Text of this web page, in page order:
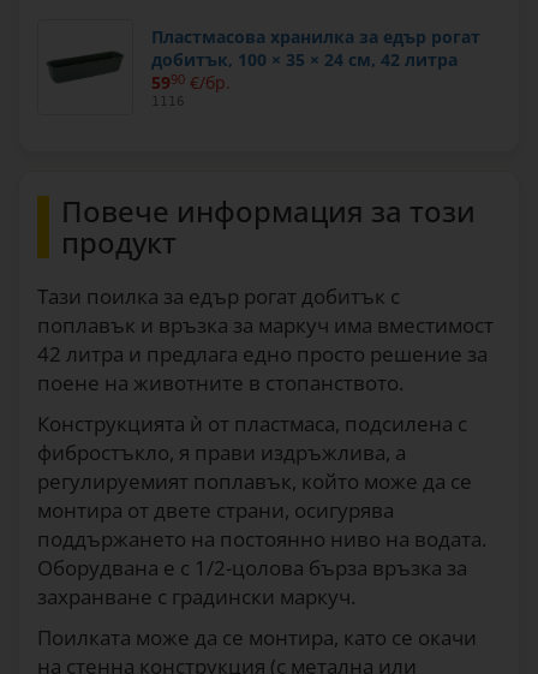
Пластмасовa хранилка за едър рогат
добитък, 100 × 35 × 24 см, 42 литра
5990 €/бр.
1116
Повече информация за този
продукт
Тази поилка за едър рогат добитък с
поплавък и връзка за маркуч има вместимост
42 литра и предлага едно просто решение за
поене на животните в стопанството.
Конструкцията ѝ от пластмаса, подсилена с
фибростъкло, я прави издръжлива, а
регулируемият поплавък, който може да се
монтира от двете страни, осигурява
поддържането на постоянно ниво на водата.
Оборудвана е с 1/2-цолова бърза връзка за
захранване с градински маркуч.
Поилката може да се монтира, като се окачи
на стенна конструкция (с метална или